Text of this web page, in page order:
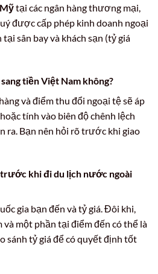
tại các ngân hàng thương mại,
được cấp phép kinh doanh ngoại
sân bay và khách sạn (tỷ giá
tiền Việt Nam không?
và điểm thu đổi ngoại tệ sẽ áp
tính vào biên độ chênh lệch
ra. Bạn nên hỏi rõ trước khi giao
trước khi đi du lịch nước ngoài
gia bạn đến và tỷ giá. Đôi khi,
một phần tại điểm đến có thể là
sánh tỷ giá để có quyết định tốt